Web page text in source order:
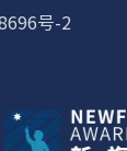
号-2